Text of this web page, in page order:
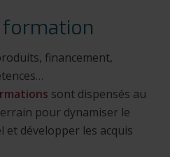
financement,
sont dispensés au
pour dynamiser le
développer les acquis